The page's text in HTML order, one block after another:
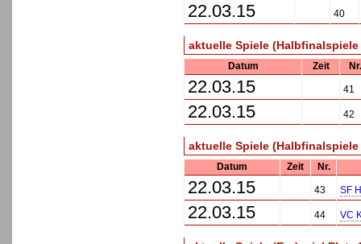
22.03.15 40
aktuelle Spiele (Halbfinalspiele
Datum Zeit Nr.
22.03.15 41
22.03.15 42
aktuelle Spiele (Halbfinalspiele
Datum Zeit Nr.
22.03.15 43 SF
22.03.15 44 VC